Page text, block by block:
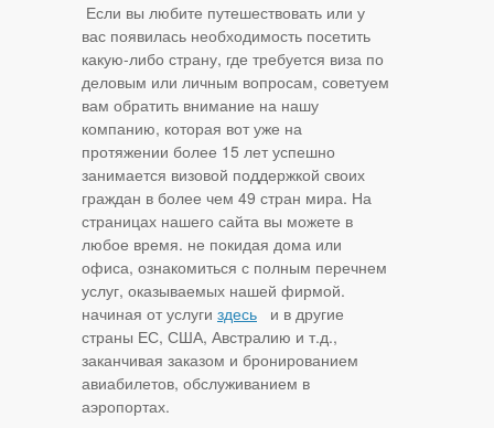
Если вы любите путешествовать или у
вас появилась необходимость посетить
какую-либо страну, где требуется виза по
деловым или личным вопросам, советуем
вам обратить внимание на нашу
компанию, которая вот уже на
протяжении более 15 лет успешно
занимается визовой поддержкой своих
граждан в более чем 49 стран мира. На
страницах нашего сайта вы можете в
любое время. не покидая дома или
офиса, ознакомиться с полным перечнем
услуг, оказываемых нашей фирмой.
начиная от услуги здесь и в другие
страны ЕС, США, Австралию и т.д.,
заканчивая заказом и бронированием
авиабилетов, обслуживанием в
аэропортах.